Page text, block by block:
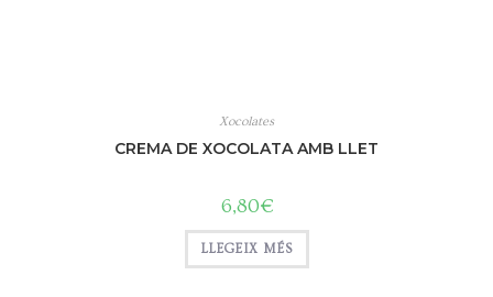
Xocolates
CREMA DE XOCOLATA AMB LLET
6,80€
LLEGEIX MÉS